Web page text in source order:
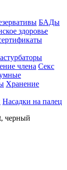
БАДы
здоровье
члена Секс
Хранение
Насадки на палец
черный